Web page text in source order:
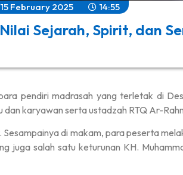
15 February 2025 14:55
Sejarah, Spirit, dan
pendiri madrasah yang terletak di
karyawan serta ustadzah RTQ Ar-
di makam, para peserta
juga salah satu keturunan KH.